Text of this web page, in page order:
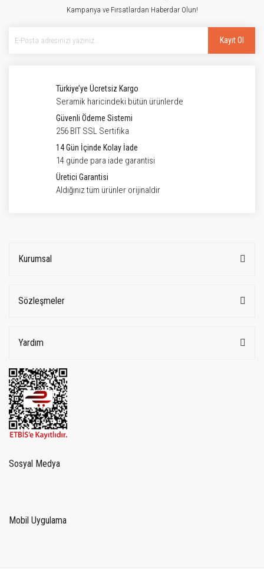
Kampanya ve Fırsatlardan Haberdar Olun!
Kayıt Ol
Türkiye’ye Ücretsiz Kargo
Seramik haricindeki bütün ürünlerde
Güvenli Ödeme Sistemi
256 BIT SSL Sertifika
14 Gün İçinde Kolay İade
14 günde para iade garantisi
Üretici Garantisi
Aldığınız tüm ürünler orijinaldir
Kurumsal
Sözleşmeler
Yardım
Sosyal Medya
Mobil Uygulama